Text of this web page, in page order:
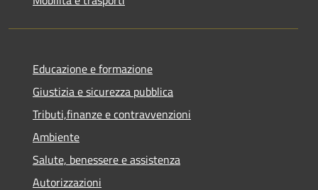
Educazione e formazione
Giustizia e sicurezza pubblica
Tributi,finanze e contravvenzioni
Ambiente
Salute, benessere e assistenza
Autorizzazioni